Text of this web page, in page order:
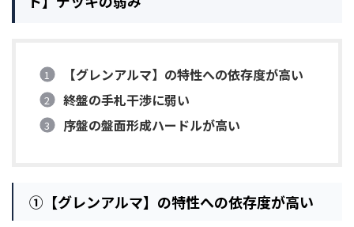
【グレンアルマ】の特性への依存度が高い
終盤の手札干渉に弱い
序盤の盤面形成ハードルが高い
①【グレンアルマ】の特性への依存度が高い